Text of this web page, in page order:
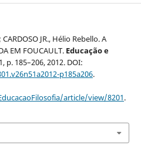
JR., Hélio Rebello. A
EM FOUCAULT. Educação e
p. 185–206, 2012. DOI:
p185a206.
article/view/8201.